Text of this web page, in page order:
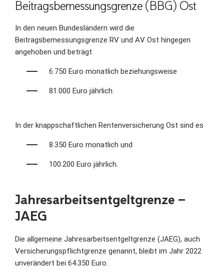
Beitragsbemessungsgrenze (BBG) Ost
In den neuen Bundesländern wird die
Beitragsbemessungsgrenze RV und AV Ost hingegen
angehoben und beträgt
6.750 Euro monatlich beziehungsweise
81.000 Euro jährlich.
In der knappschaftlichen Rentenversicherung Ost sind es
8.350 Euro monatlich und
100.200 Euro jährlich.
Jahresarbeitsentgeltgrenze –
JAEG
Die allgemeine Jahresarbeitsentgeltgrenze (JAEG), auch
Versicherungspflichtgrenze genannt, bleibt im Jahr 2022
unverändert bei 64.350 Euro.